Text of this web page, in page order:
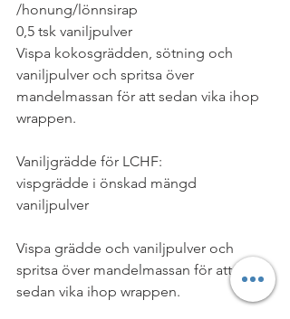
/honung/lönnsirap
0,5 tsk vaniljpulver
Vispa kokosgrädden, sötning och
vaniljpulver och spritsa över
mandelmassan för att sedan vika ihop
wrappen.
Vaniljgrädde för LCHF:
vispgrädde i önskad mängd
vaniljpulver
Vispa grädde och vaniljpulver och
spritsa över mandelmassan för att
sedan vika ihop wrappen.